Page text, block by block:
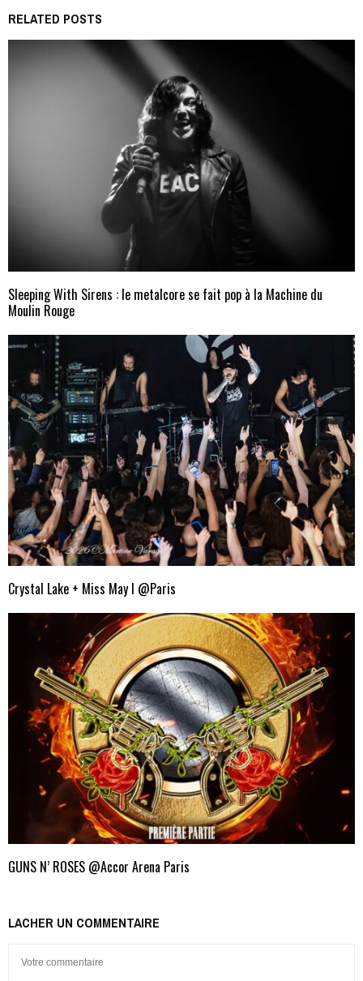
RELATED POSTS
Sleeping With Sirens : le metalcore se fait pop à la Machine du
Moulin Rouge
Crystal Lake + Miss May I @Paris
GUNS N’ ROSES @Accor Arena Paris
LACHER UN COMMENTAIRE